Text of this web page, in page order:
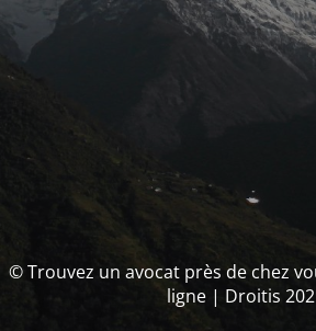
© Trouvez un avocat près de chez
ligne | Droitis